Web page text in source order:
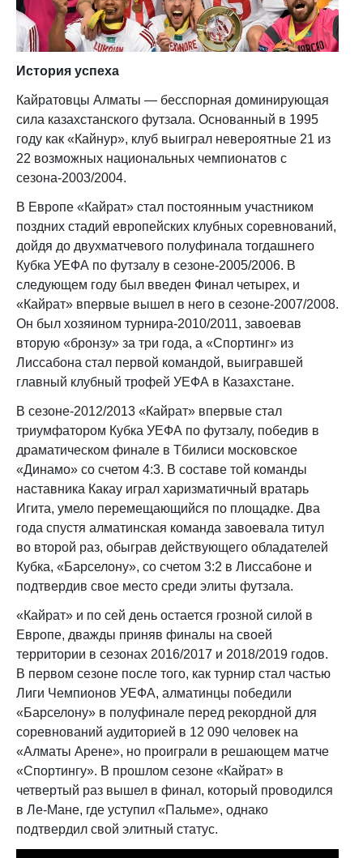
История успеха
Кайратовцы Алматы — бесспорная доминирующая
сила казахстанского футзала. Основанный в 1995
году как «Кайнур», клуб выиграл невероятные 21 из
22 возможных национальных чемпионатов с
сезона-2003/2004.
В Европе «Кайрат» стал постоянным участником
поздних стадий европейских клубных соревнований,
дойдя до двухматчевого полуфинала тогдашнего
Кубка УЕФА по футзалу в сезоне-2005/2006. В
следующем году был введен Финал четырех, и
«Кайрат» впервые вышел в него в сезоне-2007/2008.
Он был хозяином турнира-2010/2011, завоевав
вторую «бронзу» за три года, а «Спортинг» из
Лиссабона стал первой командой, выигравшей
главный клубный трофей УЕФА в Казахстане.
В сезоне-2012/2013 «Кайрат» впервые стал
триумфатором Кубка УЕФА по футзалу, победив в
драматическом финале в Тбилиси московское
«Динамо» со счетом 4:3. В составе той команды
наставника Какау играл харизматичный вратарь
Игита, умело перемещающийся по площадке. Два
года спустя алматинская команда завоевала титул
во второй раз, обыграв действующего обладателей
Кубка, «Барселону», со счетом 3:2 в Лиссабоне и
подтвердив свое место среди элиты футзала.
«Кайрат» и по сей день остается грозной силой в
Европе, дважды приняв финалы на своей
территории в сезонах 2016/2017 и 2018/2019 годов.
В первом сезоне после того, как турнир стал частью
Лиги Чемпионов УЕФА, алматинцы победили
«Барселону» в полуфинале перед рекордной для
соревнований аудиторией в 12 090 человек на
«Алматы Арене», но проиграли в решающем матче
«Спортингу». В прошлом сезоне «Кайрат» в
четвертый раз вышел в финал, который проводился
в Ле-Мане, где уступил «Пальме», однако
подтвердил свой элитный статус.